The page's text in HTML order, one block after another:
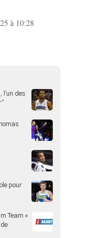
à 10:28
des
pour
Team »